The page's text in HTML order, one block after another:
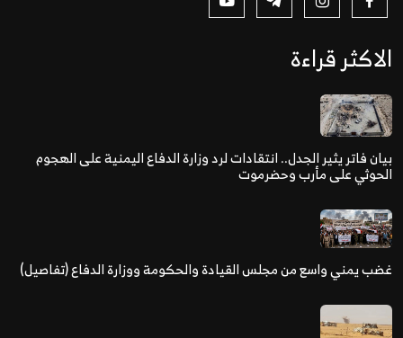
الاكثر قراءة
بيان فاتر يثير الجدل.. انتقادات لرد وزارة الدفاع اليمنية على الهجوم
الحوثي على مأرب وحضرموت
غضب يمني واسع من مجلس القيادة والحكومة ووزارة الدفاع (تفاصيل)